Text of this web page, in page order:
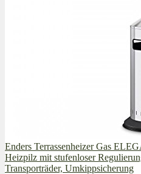
Enders Terrassenheizer Gas
Heizpilz mit stufenloser
Transporträder, Umkippsicherung